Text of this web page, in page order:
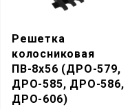
Решетка
колосниковая
ПВ-8х56 (ДРО-579,
ДРО-585, ДРО-586,
ДРО-606)